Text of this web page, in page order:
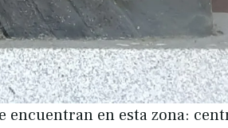
encuentran en esta zona: